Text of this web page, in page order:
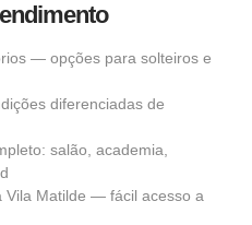
— opções para solteiros e
diferenciadas de
salão, academia,
Vila Matilde — fácil acesso a